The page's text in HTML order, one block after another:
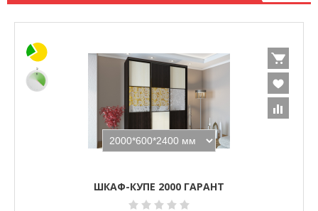
ШКАФ-КУПЕ 2000 ГАРАНТ